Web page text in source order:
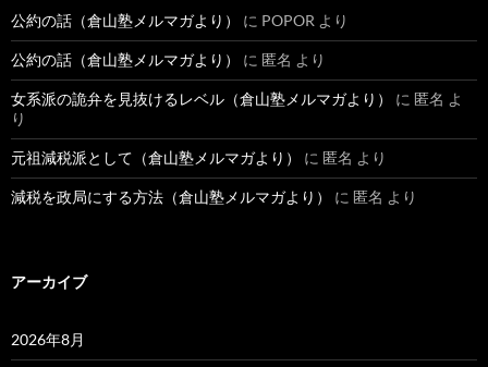
公約の話（倉山塾メルマガより） に POPOR より
公約の話（倉山塾メルマガより） に 匿名 より
女系派の詭弁を見抜けるレベル（倉山塾メルマガより） に 匿名 よ
り
元祖減税派として（倉山塾メルマガより） に 匿名 より
減税を政局にする方法（倉山塾メルマガより） に 匿名 より
アーカイブ
2026年8月